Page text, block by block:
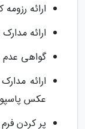
ارائه رزومه
ارائه
گواهی عدم
ارائه
عکس
پر کردن